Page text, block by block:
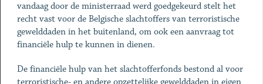
vandaag door de ministerraad werd goedgekeurd stelt het
recht vast voor de Belgische slachtoffers van terroristische
gewelddaden in het buitenland, om ook een aanvraag tot
financiële hulp te kunnen in dienen.
De financiële hulp van het slachtofferfonds bestond al voor